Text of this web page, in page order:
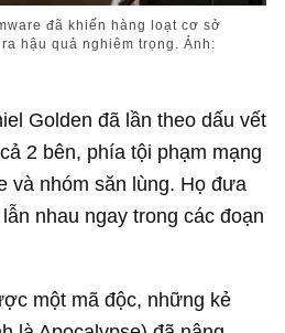
đã khiến hàng loạt cơ sở
hậu quả nghiêm trọng. Ảnh:
Golden đã lần theo dấu vết
2 bên, phía tội phạm mạng
và nhóm săn lùng. Họ đưa
nhau ngay trong các đoạn
một mã độc, những kẻ